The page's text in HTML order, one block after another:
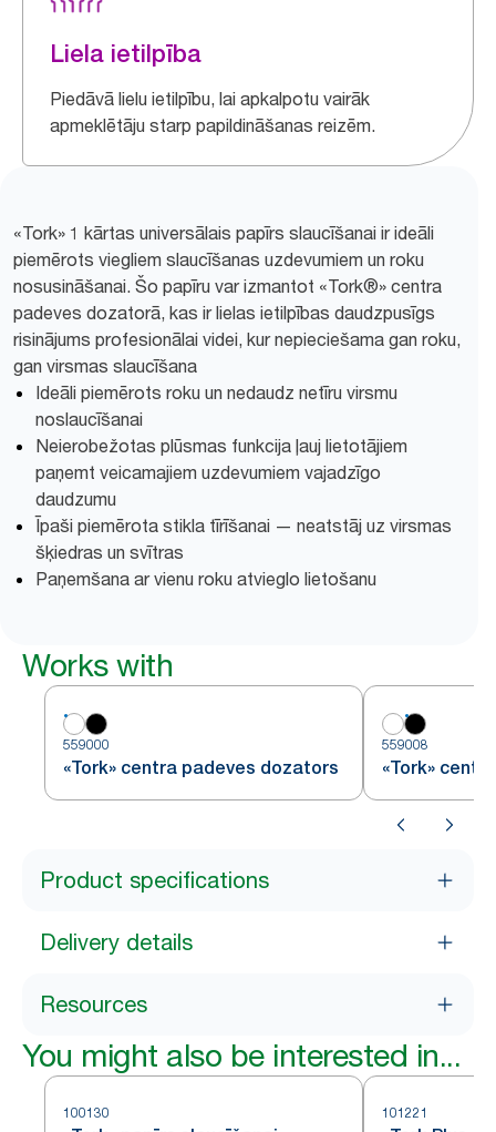
Liela ietilpība
Piedāvā lielu ietilpību, lai apkalpotu vairāk
apmeklētāju starp papildināšanas reizēm.
«Tork» 1 kārtas universālais papīrs slaucīšanai ir ideāli
piemērots viegliem slaucīšanas uzdevumiem un roku
nosusināšanai. Šo papīru var izmantot «Tork®» centra
padeves dozatorā, kas ir lielas ietilpības daudzpusīgs
risinājums profesionālai videi, kur nepieciešama gan roku,
gan virsmas slaucīšana
Ideāli piemērots roku un nedaudz netīru virsmu
noslaucīšanai
Neierobežotas plūsmas funkcija ļauj lietotājiem
paņemt veicamajiem uzdevumiem vajadzīgo
daudzumu
Īpaši piemērota stikla tīrīšanai — neatstāj uz virsmas
šķiedras un svītras
Paņemšana ar vienu roku atvieglo lietošanu
Works with
559000
«Tork» centra padeves dozators
559008
«Tork»
Product specifications
Delivery details
Resources
You might also be interested in...
100130 101221